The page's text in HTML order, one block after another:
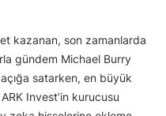
kazanan, son zamanlarda
gündem Michael Burry
açığa satarken, en büyük
Invest’in kurucusu